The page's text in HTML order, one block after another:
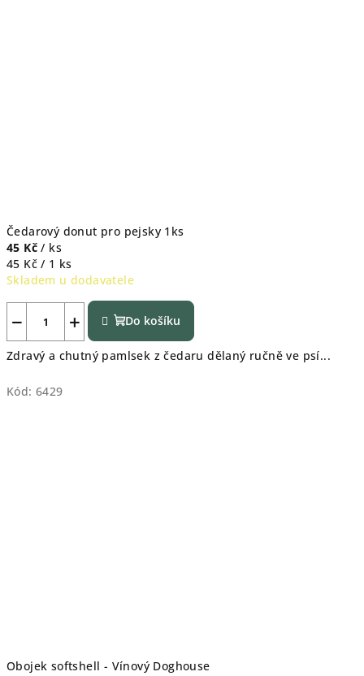
Čedarový donut pro pejsky 1ks
45 Kč/ ks
Měrná
cena:
45 Kč / 1 ks
Skladem u dodavatele
+
− Do košíku
Zdravý a chutný pamlsek z čedaru dělaný ručně ve psí...
Kód: 6429
Obojek softshell - Vínový Doghouse